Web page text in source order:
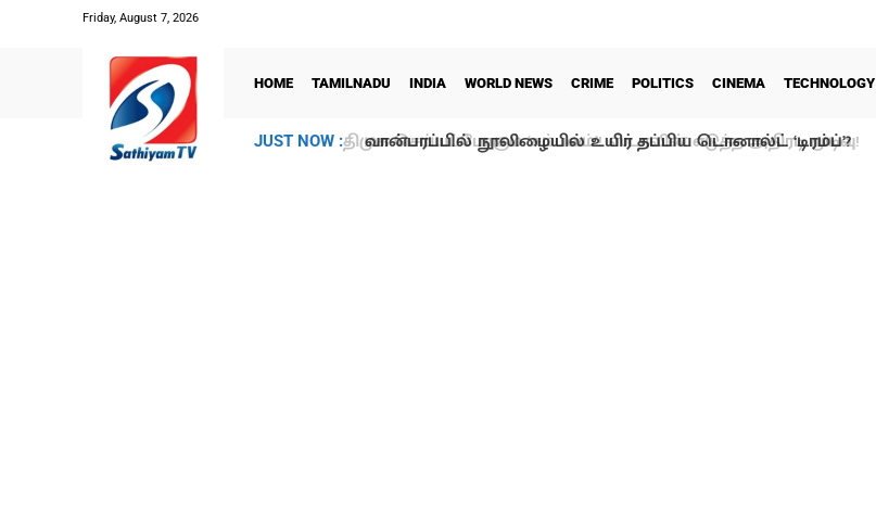
Friday, August 7, 2026
HOME TAMILNADU INDIA WORLD NEWS CRIME POLITICS CINEMA TECHNOLOGY
JUST NOW : வான்பரப்பில் நூலிழையில் உயிர் தப்பிய டொனால்ட் ‘டிரம்ப்’?